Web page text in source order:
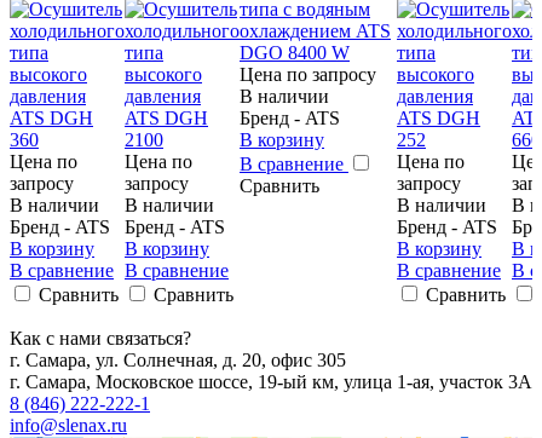
Цена по
запросу
В наличии
Бренд - ATS
В корзину
В сравнение
Сравнить
Цена по
запросу
В наличии
Бренд - ATS
В корзину
В сравнение
Сравнить
Цена по запросу
В наличии
Бренд - ATS
В корзину
В сравнение
Сравнить
Цена по
запросу
В наличии
Бренд - ATS
В корзину
В сравнение
Сравнить
В
В
В
Как с нами связаться?
г. Самара, ул. Солнечная, д. 20, офис 305
г. Самара, Московское шоссе, 19-ый км, улица 1-ая, участок 3А
8 (846) 222-222-1
info@slenax.ru